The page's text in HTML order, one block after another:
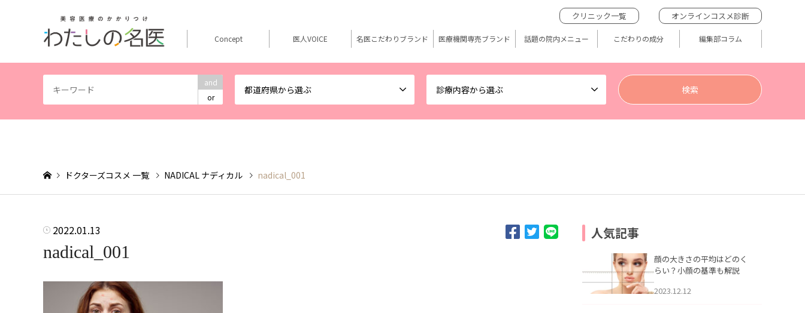
and
or
都道府県から選ぶ 診療内容から選ぶ
クリニック一覧 オンラインコスメ診断
Concept 医人VOICE 名医こだわりブランド 医療機関専売ブランド 話題の院内メニュー こだわりの成分 編集部コラム
ドクターズコスメ 一覧 NADICAL ナディカル nadical_001
2022.01.13
nadical_001
人気記事
顔の大きさの平均はどのく
らい？小顔の基準も解説
2023.12.12